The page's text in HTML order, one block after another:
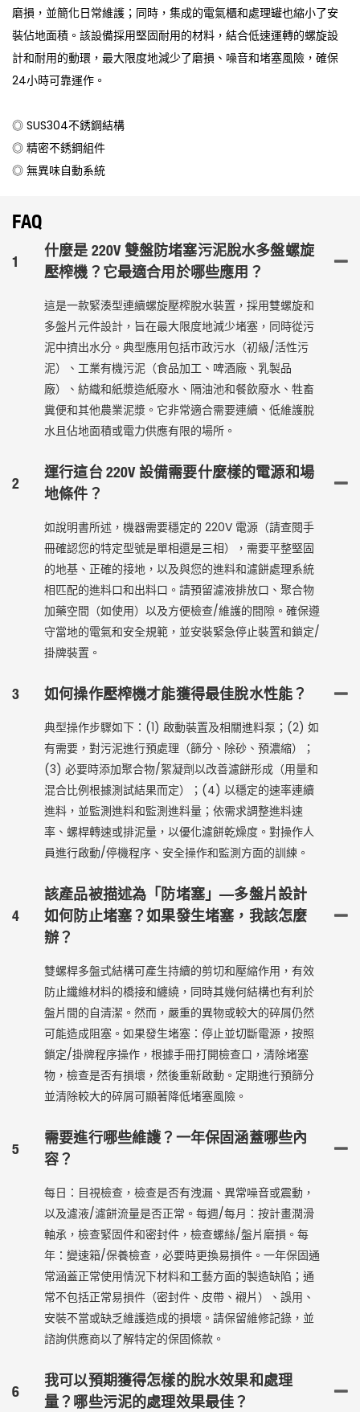
磨損，並簡化日常維護；同時，集成的電氣櫃和處理罐也縮小了安
裝佔地面積。該設備採用堅固耐用的材料，結合低速運轉的螺旋設
計和耐用的動環，最大限度地減少了磨損、噪音和堵塞風險，確保
24小時可靠運作。
◎ SUS304不銹鋼結構
◎ 精密不銹鋼組件
◎ 無異味自動系統
FAQ
1
什麼是 220V 雙盤防堵塞污泥脫水多盤螺旋
壓榨機？它最適合用於哪些應用？
這是一款緊湊型連續螺旋壓榨脫水裝置，採用雙螺旋和
多盤片元件設計，旨在最大限度地減少堵塞，同時從污
泥中擠出水分。典型應用包括市政污水（初級/活性污
泥）、工業有機污泥（食品加工、啤酒廠、乳製品
廠）、紡織和紙漿造紙廢水、隔油池和餐飲廢水、牲畜
糞便和其他農業泥漿。它非常適合需要連續、低維護脫
水且佔地面積或電力供應有限的場所。
2
運行這台 220V 設備需要什麼樣的電源和場
地條件？
如說明書所述，機器需要穩定的 220V 電源（請查閱手
冊確認您的特定型號是單相還是三相），需要平整堅固
的地基、正確的接地，以及與您的進料和濾餅處理系統
相匹配的進料口和出料口。請預留濾液排放口、聚合物
加藥空間（如使用）以及方便檢查/維護的間隙。確保遵
守當地的電氣和安全規範，並安裝緊急停止裝置和鎖定/
掛牌裝置。
3 如何操作壓榨機才能獲得最佳脫水性能？
典型操作步驟如下：(1) 啟動裝置及相關進料泵；(2) 如
有需要，對污泥進行預處理（篩分、除砂、預濃縮）；
(3) 必要時添加聚合物/絮凝劑以改善濾餅形成（用量和
混合比例根據測試結果而定）；(4) 以穩定的速率連續
進料，並監測進料和監測進料量；依需求調整進料速
率、螺桿轉速或排泥量，以優化濾餅乾燥度。對操作人
員進行啟動/停機程序、安全操作和監測方面的訓練。
4
該產品被描述為「防堵塞」—多盤片設計
如何防止堵塞？如果發生堵塞，我該怎麼
辦？
雙螺桿多盤式結構可產生持續的剪切和壓縮作用，有效
防止纖維材料的橋接和纏繞，同時其幾何結構也有利於
盤片間的自清潔。然而，嚴重的異物或較大的碎屑仍然
可能造成阻塞。如果發生堵塞：停止並切斷電源，按照
鎖定/掛牌程序操作，根據手冊打開檢查口，清除堵塞
物，檢查是否有損壞，然後重新啟動。定期進行預篩分
並清除較大的碎屑可顯著降低堵塞風險。
5
需要進行哪些維護？一年保固涵蓋哪些內
容？
每日：目視檢查，檢查是否有洩漏、異常噪音或震動，
以及濾液/濾餅流量是否正常。每週/每月：按計畫潤滑
軸承，檢查緊固件和密封件，檢查螺絲/盤片磨損。每
年：變速箱/保養檢查，必要時更換易損件。一年保固通
常涵蓋正常使用情況下材料和工藝方面的製造缺陷；通
常不包括正常易損件（密封件、皮帶、襯片）、誤用、
安裝不當或缺乏維護造成的損壞。請保留維修記錄，並
諮詢供應商以了解特定的保固條款。
6
我可以預期獲得怎樣的脫水效果和處理
量？哪些污泥的處理效果最佳？